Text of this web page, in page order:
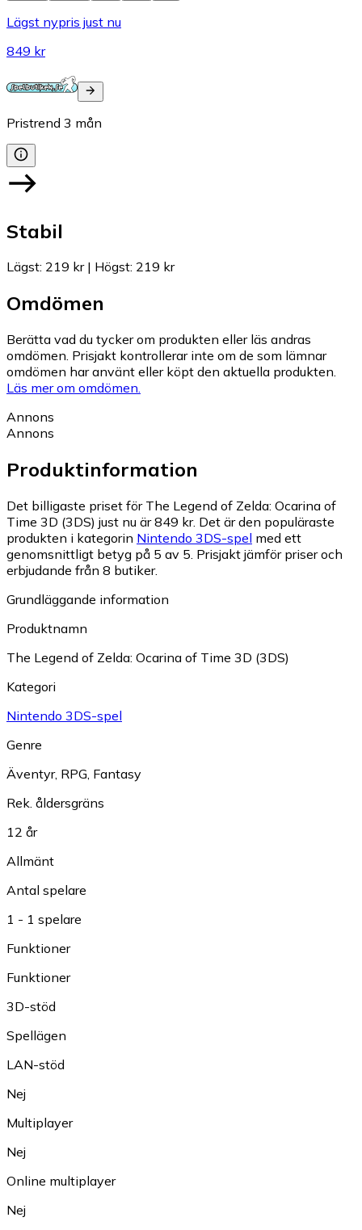
Lägst nypris just nu
849 kr
Pristrend 3 mån
Stabil
Lägst: 219 kr| Högst: 219 kr
Omdömen
Berätta vad du tycker om produkten eller läs andras
omdömen. Prisjakt kontrollerar inte om de som lämnar
omdömen har använt eller köpt den aktuella produkten.
Läs mer om omdömen.
Annons
Annons
Produktinformation
Det billigaste priset för The Legend of Zelda: Ocarina of
Time 3D (3DS) just nu är 849 kr. Det är den populäraste
produkten i kategorin Nintendo 3DS-spel med ett
genomsnittligt betyg på 5 av 5. Prisjakt jämför priser och
erbjudande från 8 butiker.
Grundläggande information
Produktnamn
The Legend of Zelda: Ocarina of Time 3D (3DS)
Kategori
Nintendo 3DS-spel
Genre
Äventyr, RPG, Fantasy
Rek. åldersgräns
12 år
Allmänt
Antal spelare
1 - 1 spelare
Funktioner
Funktioner
3D-stöd
Spellägen
LAN-stöd
Nej
Multiplayer
Nej
Online multiplayer
Nej